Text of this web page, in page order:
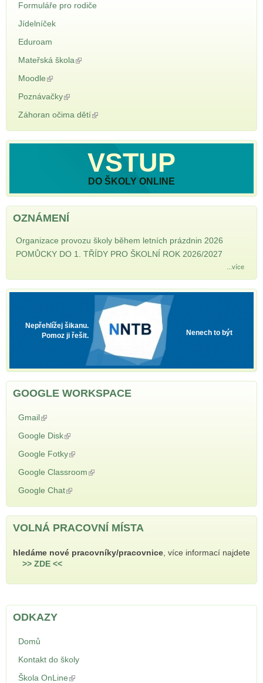
Formuláře pro rodiče
Jídelníček
Eduroam
Mateřská škola(odkaz je externí)
Moodle (odkaz je externí)
Poznávačky(odkaz je externí)
Záhoran očima dětí(odkaz je externí)
VSTUP
DO ŠKOLY ONLINE
OZNÁMENÍ
Organizace provozu školy během letních prázdnin 2026
POMŮCKY DO 1. TŘÍDY PRO ŠKOLNÍ ROK 2026/2027
...více
Nenech to být
Nepřehlížej šikanu.
Pomoz ji řešit.
GOOGLE WORKSPACE
Gmail (odkaz je externí)
Google Disk(odkaz je externí)
Google Fotky(odkaz je externí)
Google Classroom (odkaz je externí)
Google Chat(odkaz je externí)
VOLNÁ PRACOVNÍ MÍSTA
hledáme nové pracovníky/pracovnice, více informací najdete
>> ZDE <<
ODKAZY
Domů
Kontakt do školy
Škola OnLine (odkaz je externí)